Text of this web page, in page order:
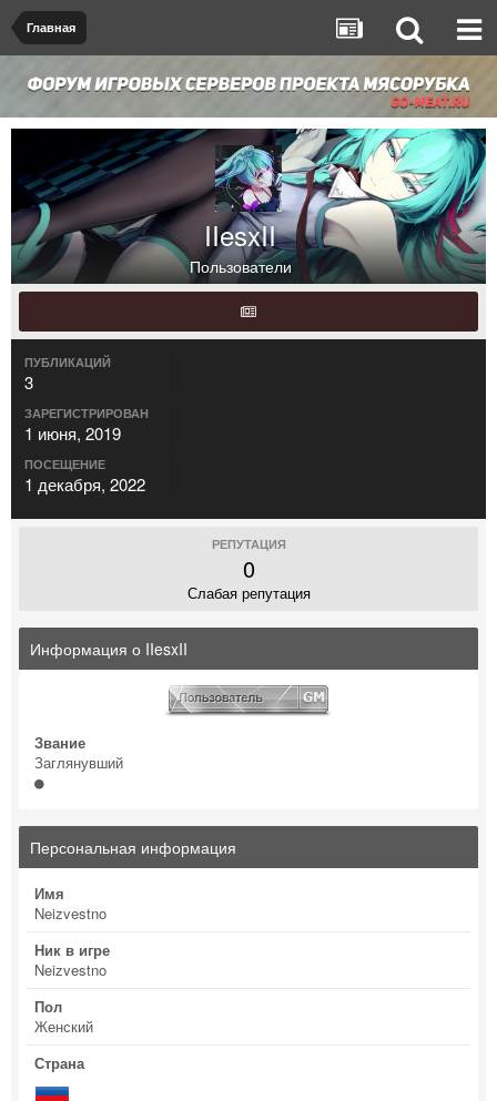
Главная
IIesxII
Пользователи
ПУБЛИКАЦИЙ
3
ЗАРЕГИСТРИРОВАН
1 июня, 2019
ПОСЕЩЕНИЕ
1 декабря, 2022
РЕПУТАЦИЯ
0
Слабая репутация
Информация о IIesxII
Звание
Заглянувший
Персональная информация
Имя
Neizvestno
Ник в игре
Neizvestno
Пол
Женский
Страна